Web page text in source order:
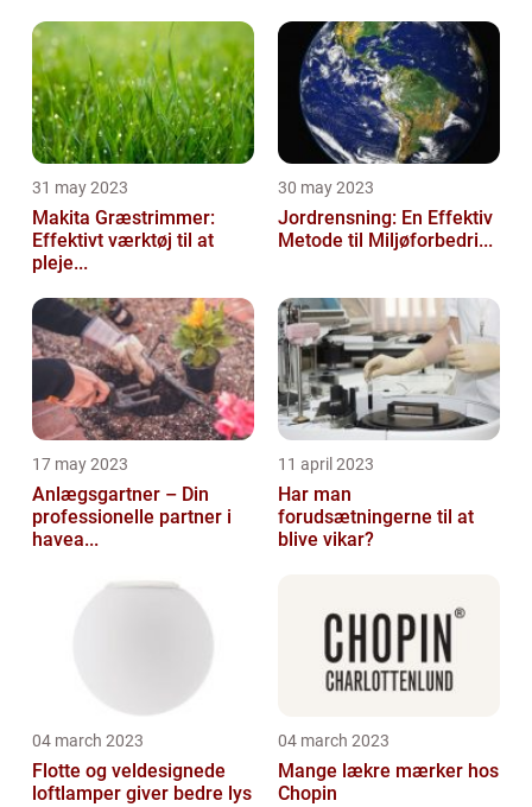
31 may 2023
Makita Græstrimmer:
Effektivt værktøj til at
pleje...
30 may 2023
Jordrensning: En Effektiv
Metode til Miljøforbedri...
17 may 2023
Anlægsgartner – Din
professionelle partner i
havea...
11 april 2023
Har man
forudsætningerne til at
blive vikar?
04 march 2023
Flotte og veldesignede
loftlamper giver bedre lys
04 march 2023
Mange lækre mærker hos
Chopin